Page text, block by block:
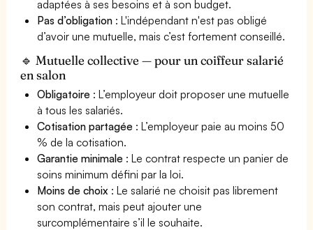
adaptées à ses besoins et à son budget.
Pas d’obligation : L'indépendant n'est pas obligé
d’avoir une mutuelle, mais c’est fortement conseillé.
🔹 Mutuelle collective — pour un coiffeur salarié
en salon
Obligatoire : L’employeur doit proposer une mutuelle
à tous les salariés.
Cotisation partagée : L’employeur paie au moins 50
% de la cotisation.
Garantie minimale : Le contrat respecte un panier de
soins minimum défini par la loi.
Moins de choix : Le salarié ne choisit pas librement
son contrat, mais peut ajouter une
surcomplémentaire s’il le souhaite.